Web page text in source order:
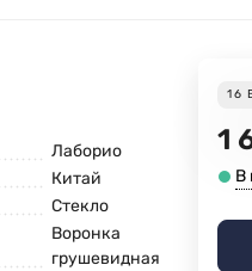
Лаборио
Китай
Стекло
Воронка
грушевидная
16
1
В